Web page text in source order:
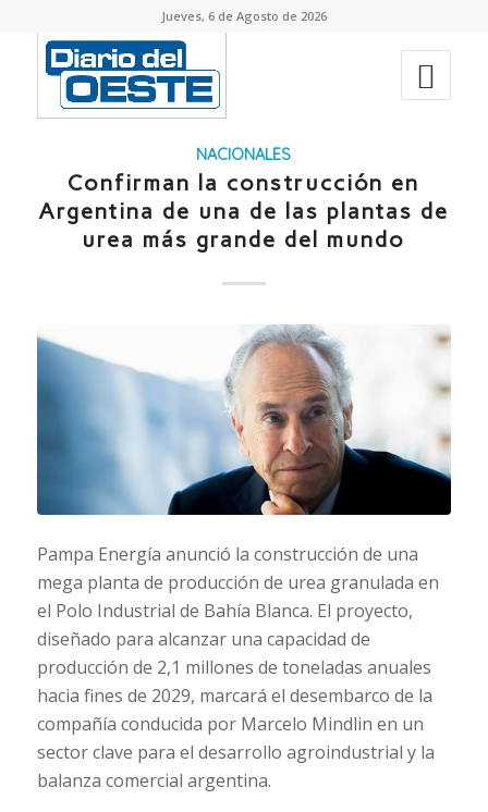
Jueves, 6 de Agosto de 2026
NACIONALES
Confirman la construcción en
Argentina de una de las plantas de
urea más grande del mundo
Pampa Energía anunció la construcción de una
mega planta de producción de urea granulada en
el Polo Industrial de Bahía Blanca. El proyecto,
diseñado para alcanzar una capacidad de
producción de 2,1 millones de toneladas anuales
hacia fines de 2029, marcará el desembarco de la
compañía conducida por Marcelo Mindlin en un
sector clave para el desarrollo agroindustrial y la
balanza comercial argentina.